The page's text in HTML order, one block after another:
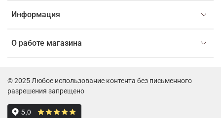
Информация
О работе магазина
© 2025 Любое использование контента без письменного
разрешения запрещено